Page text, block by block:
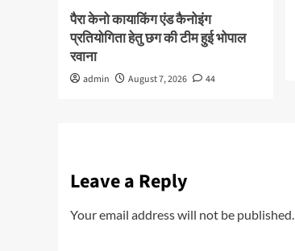
पैरा केनो कायाकिंग एंड कैनोइंग
प्रतियोगिता हेतु छग की टीम हुई भोपाल
रवाना
admin August 7, 2026 44
Leave a Reply
Your email address will not be published.